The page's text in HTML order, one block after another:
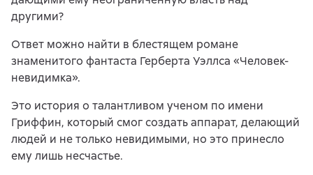
другими?
Ответ можно найти в блестящем романе
знаменитого фантаста Герберта Уэллса «Человек-
невидимка».
Это история о талантливом ученом по имени
Гриффин, который смог создать аппарат, делающий
людей и не только невидимыми, но это принесло
ему лишь несчастье.